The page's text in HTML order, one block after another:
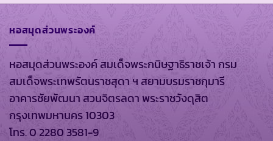
หอสมุดส่วนพระองค์
หอสมุดส่วนพระองค์ สมเด็จพระกนิษฐาธิราชเจ้า กรม
สมเด็จพระเทพรัตนราชสุดา ฯ สยามบรมราชกุมารี
อาคารชัยพัฒนา สวนจิตรลดา พระราชวังดุสิต
กรุงเทพมหานคร 10303
โทร. 0 2280 3581-9